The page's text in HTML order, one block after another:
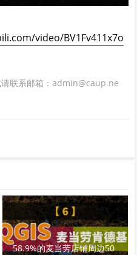
video/BV1Fv411x7o
联系邮箱：admin@caup.ne
58.9%的麦当劳店铺周边50